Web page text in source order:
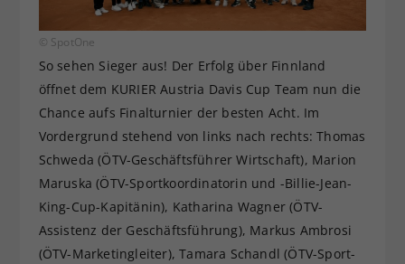
© SpotOne
So sehen Sieger aus! Der Erfolg über Finnland
öffnet dem KURIER Austria Davis Cup Team nun die
Chance aufs Finalturnier der besten Acht. Im
Vordergrund stehend von links nach rechts: Thomas
Schweda (ÖTV-Geschäftsführer Wirtschaft), Marion
Maruska (ÖTV-Sportkoordinatorin und -Billie-Jean-
King-Cup-Kapitänin), Katharina Wagner (ÖTV-
Assistenz der Geschäftsführung), Markus Ambrosi
(ÖTV-Marketingleiter), Tamara Schandl (ÖTV-Sport-